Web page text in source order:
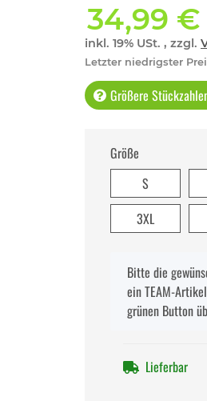
34,99 €
inkl. 19% USt. , zzgl.
Letzter niedrigster
Größere
Größe
S
3XL
xBitte die
ein TEAM-
grünen Button
Lieferbar